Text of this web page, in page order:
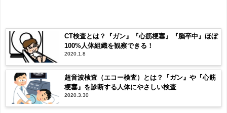
CT検査とは？『ガン』『心筋梗塞』『脳卒中』ほぼ
100%人体組織を観察できる！
2020.1.8
超音波検査（エコー検査）とは？『ガン』や『心筋
梗塞』を診断する人体にやさしい検査
2020.3.30